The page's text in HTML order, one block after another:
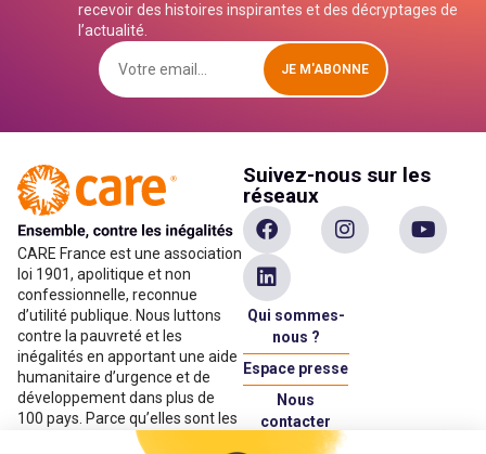
recevoir des histoires inspirantes et des décryptages de
l’actualité.
JE M'ABONNE
CARE France est une association
loi 1901, apolitique et non
confessionnelle, reconnue
d’utilité publique. Nous luttons
contre la pauvreté et les
inégalités en apportant une aide
humanitaire d’urgence et de
développement dans plus de
100 pays. Parce qu’elles sont les
premières victimes des
Suivez-nous sur les
réseaux
Qui sommes-
nous ?
Espace presse
Nous
contacter